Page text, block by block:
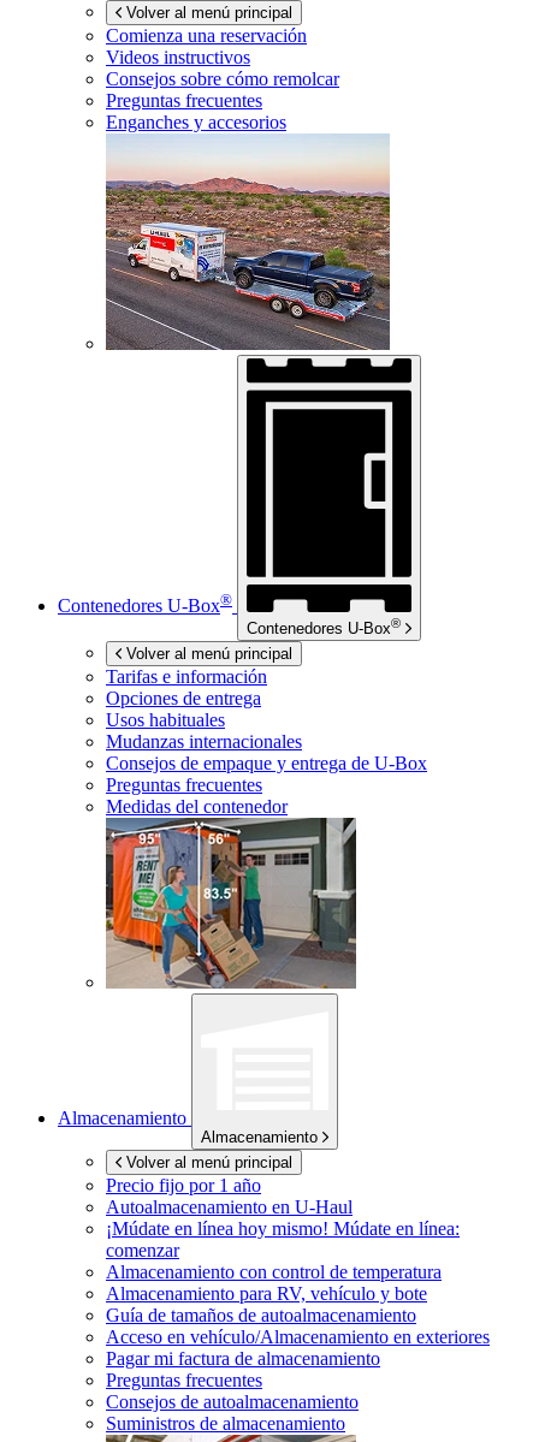
Volver al menú principal
Comienza una reservación
Videos instructivos
Consejos sobre cómo remolcar
Preguntas frecuentes
Enganches y accesorios
Contenedores U-Box®
Contenedores U-Box®
Volver al menú principal
Tarifas e información
Opciones de entrega
Usos habituales
Mudanzas internacionales
Consejos de empaque y entrega de U-Box
Preguntas frecuentes
Medidas del contenedor
Almacenamiento
Almacenamiento
Volver al menú principal
Precio fijo por 1 año
Autoalmacenamiento en U-Haul
¡Múdate en línea hoy mismo! Múdate en línea:
comenzar
Almacenamiento con control de temperatura
Almacenamiento para RV, vehículo y bote
Guía de tamaños de autoalmacenamiento
Acceso en vehículo/Almacenamiento en exteriores
Pagar mi factura de almacenamiento
Preguntas frecuentes
Consejos de autoalmacenamiento
Suministros de almacenamiento